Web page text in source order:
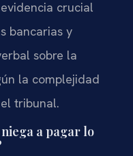
crucial
bancarias y
sobre la
la complejidad
tribunal.
a pagar lo